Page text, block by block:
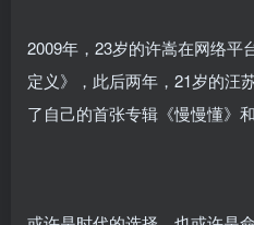
2009年，23岁的许嵩在网络平
定义》，此后两年，21岁的汪
了自己的首张专辑《慢慢懂》